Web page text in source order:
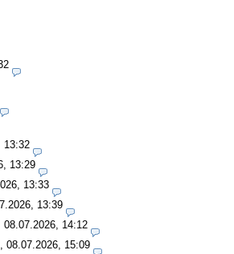
13:32
13:29
13:33
13:39
08.07.2026, 14:12
, 08.07.2026, 15:09